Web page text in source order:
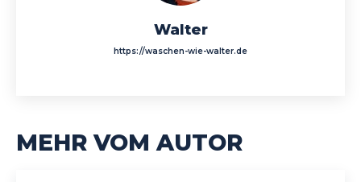
Walter
https://waschen-wie-walter.de
MEHR VOM AUTOR